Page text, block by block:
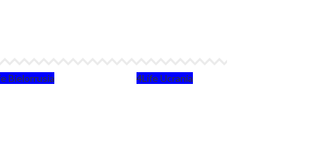
Bielorrusia 4Life Ucrania